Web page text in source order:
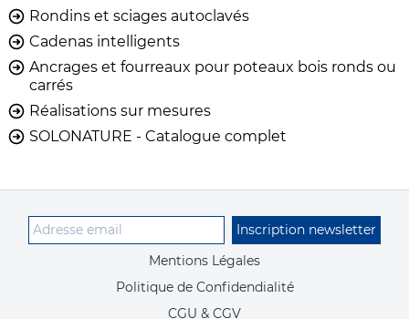
Rondins et sciages autoclavés
Cadenas intelligents
Ancrages et fourreaux pour poteaux bois ronds ou
carrés
Réalisations sur mesures
SOLONATURE - Catalogue complet
Inscription newsletter
Mentions Légales
Politique de Confidendialité
CGU & CGV